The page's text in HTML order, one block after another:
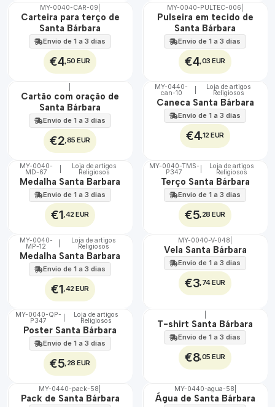
🇵🇹
MY-0040-CAR-09
Carteira para terço de
Santa Bárbara
Envio de 1 a 3 dias
€4,50 EUR
🇵🇹
MY-0040-PULTEC-006
Pulseira em tecido de
Santa Bárbara
Envio de 1 a 3 dias
€4,03 EUR
🇵🇹
Cartão com oração de
Santa Bárbara
Envio de 1 a 3 dias
€2,85 EUR
🇵🇹
100%
MY-0440-
can-10
Loja de artigos
Religiosos
Caneca Santa Bárbara
Envio de 1 a 3 dias
€4,12 EUR
🇵🇹
100%
MY-0040-
MD-67
Loja de artigos
Religiosos
Medalha Santa Barbara
Envio de 1 a 3 dias
€1,42 EUR
🇵🇹
100%
MY-0040-TMS-
P347
Loja de artigos
Religiosos
Terço Santa Bárbara
Envio de 1 a 3 dias
€5,28 EUR
🇵🇹
100%
MY-0040-
MP-12
Loja de artigos
Religiosos
Medalha Santa Barbara
Envio de 1 a 3 dias
€1,42 EUR
🇵🇹
100%
MY-0040-V-048
Vela Santa Bárbara
Envio de 1 a 3 dias
€3,74 EUR
🇵🇹
100%
MY-0040-QP-
P347
Loja de artigos
Religiosos
Poster Santa Bárbara
Envio de 1 a 3 dias
€5,28 EUR
🇵🇹
100%
T-shirt Santa Bárbara
Envio de 1 a 3 dias
€8,05 EUR
🇵🇹
100%
MY-0440-pack-58
Pack de Santa Bárbara 🇵🇹
100%
MY-0440-agua-58
Água de Santa Bárbara